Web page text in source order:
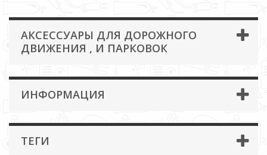
АКСЕССУАРЫ ДЛЯ ДОРОЖНОГО
ДВИЖЕНИЯ , И ПАРКОВОК
ИНФОРМАЦИЯ
ТЕГИ